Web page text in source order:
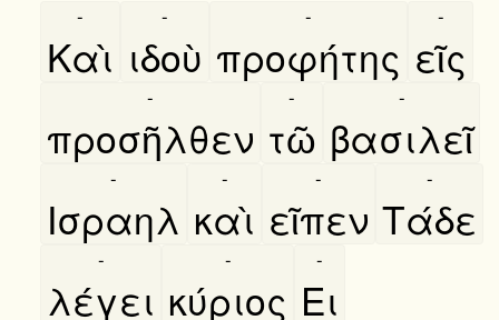
Καὶ
-
ιδοὺ
-
προφήτης
-
εῖς
-
προσῆλθεν
-
τῶ
-
βασιλεῖ
-
Ισραηλ
-
καὶ
-
εῖπεν
-
Τάδε
-
λέγει
-
κύριος
-
Ει
-